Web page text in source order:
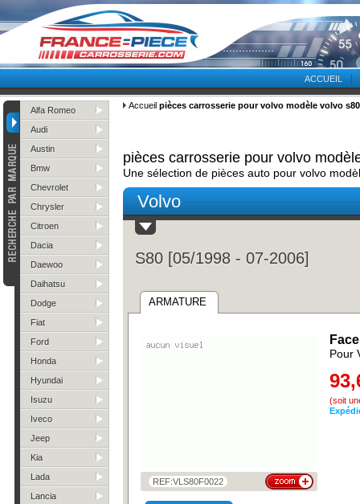
ACCUEIL
Alfa Romeo
Audi
Austin
Bmw
Chevrolet
Chrysler
Citroen
Dacia
Daewoo
Daihatsu
Dodge
Fiat
Ford
Honda
Hyundai
Isuzu
Iveco
Jeep
Kia
Lada
Lancia
Accueil pièces carrosserie pour volvo modèle volvo s80
pièces carrosserie pour volvo
Une sélection de pièces auto pour volvo
Volvo
S80 [05/1998 - 07-2006]
ARMATURE
REF:VLS80F0022
Pour
(soit